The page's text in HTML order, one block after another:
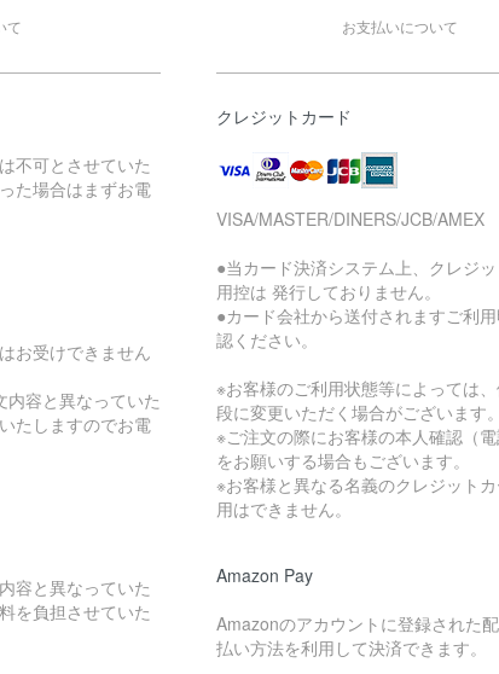
て
不可とさせていた
た場合はまずお電
お受けできません
容と異なっていた
たしますのでお電
容と異なっていた
を負担させていた
お支払いについて
クレジットカード
VISA/MASTER/DINERS/JCB/AMEX
●当カード決済システム上、クレジ
用控は 発行しておりません。
●カード会社から送付されますご利
認ください。
※お客様のご利用状態等によっては
段に変更いただく場合がございます。
※ご注文の際にお客様の本人確認（電
をお願いする場合もございます。
※お客様と異なる名義のクレジット
用はできません。
Amazon Pay
Amazonのアカウントに登録された
払い方法を利用して決済できます。